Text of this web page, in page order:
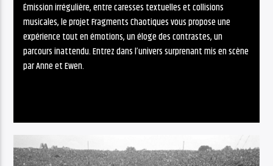
Émission irrégulière, entre caresses textuelles et collisions
musicales, le projet Fragments Chaotiques vous propose une
expérience tout en émotions, un éloge des contrastes, un
parcours inattendu. Entrez dans l’univers surprenant mis en scène
par Anne et Ewen.